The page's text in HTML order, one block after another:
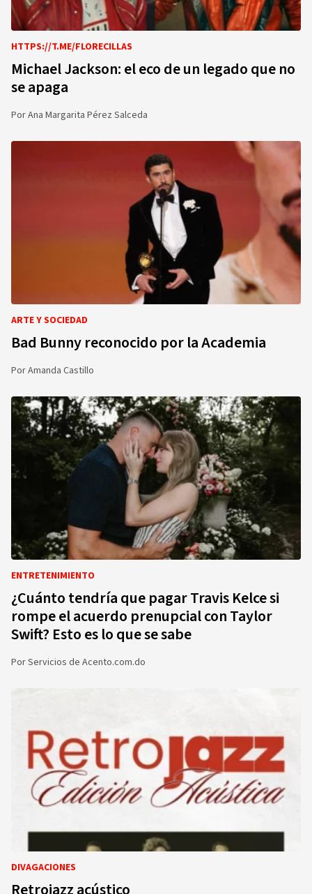
HTTPS://T.ME/FLORECILLAS
Michael Jackson: el eco de un legado que no
se apaga
PorAna Margarita Pérez Salceda
ARTE Y SOCIEDAD
Bad Bunny reconocido por la Academia
PorAmanda Castillo
ENTRETENIMIENTO
¿Cuánto tendría que pagar Travis Kelce si
rompe el acuerdo prenupcial con Taylor
Swift? Esto es lo que se sabe
PorServicios de Acento.com.do
DIVAGACIONES